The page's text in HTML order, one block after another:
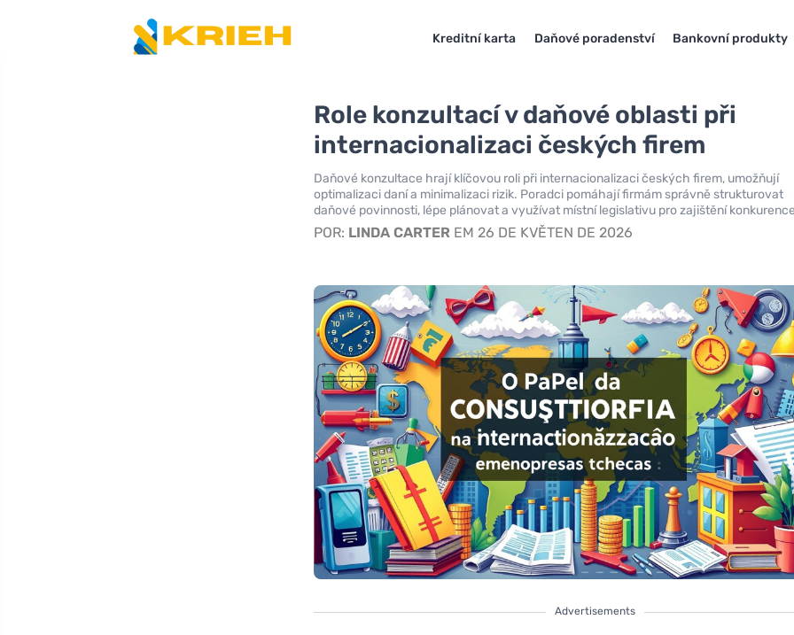
Kreditní karta Daňové poradenství Bankovní produkty
Role konzultací v daňové oblasti při
internacionalizaci českých firem
Daňové konzultace hrají klíčovou roli při internacionalizaci českých firem, umožňují
optimalizaci daní a minimalizaci rizik. Poradci pomáhají firmám správně strukturovat
daňové povinnosti, lépe plánovat a využívat místní legislativu pro zajištění
POR: LINDA CARTER EM 26 DE KVĚTEN DE 2026
Advertisements